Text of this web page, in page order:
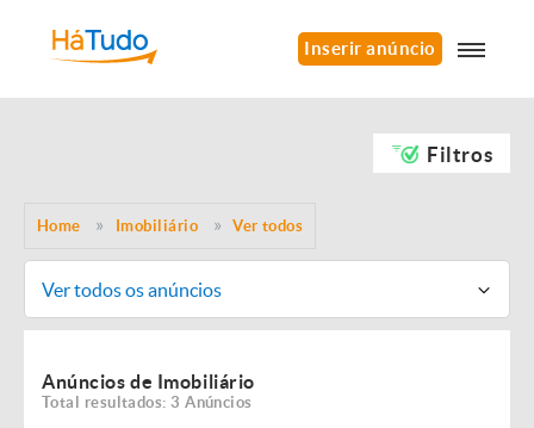
Inserir anúncio
Filtros
Home Imobiliário Ver todos
Ver todos os anúncios
Anúncios de Imobiliário
Total resultados: 3 Anúncios